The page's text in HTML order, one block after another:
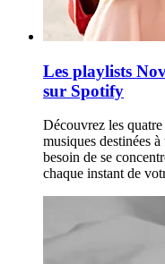
Les playlists
sur Spotify
Découvrez les
musiques destinées
besoin de se
chaque instant de